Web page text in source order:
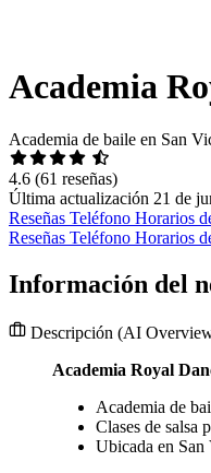
Academia
Academia de baile en San
4.6 (61 reseñas)
Última actualización 21 de
Reseñas Teléfono Horarios
Reseñas Teléfono Horarios
Información del
Descripción (AI
Academia Royal
Academia de
Clases de salsa
Ubicada en San